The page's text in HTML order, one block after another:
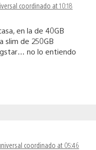
coordinado at 10:18
en la de 40GB
slim de 250GB
no lo entiendo
coordinado at 05:46